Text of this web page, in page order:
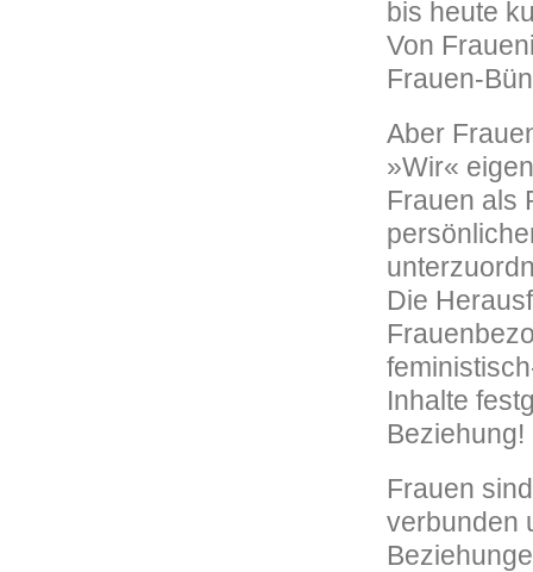
bis heute
Von
Frauen-
Aber
»Wir«
Frauen als
Die
Inhalte
Beziehung!
Frauen
verbunden